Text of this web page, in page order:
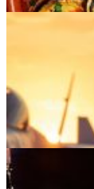
Les 5
5 RECETTES